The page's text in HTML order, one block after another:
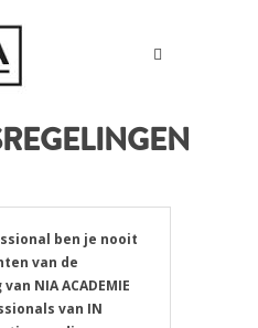
ben je nooit
van de
NIA ACADEMIE
van IN